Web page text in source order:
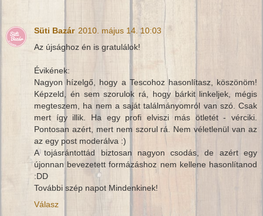
Süti Bazár 2010. május 14. 10:03
Az újsághoz én is gratulálok!
Évikének:
Nagyon hízelgő, hogy a Tescohoz hasonlítasz, köszönöm!
Képzeld, én sem szorulok rá, hogy bárkit linkeljek, mégis
megteszem, ha nem a saját találmányomról van szó. Csak
mert így illik. Ha egy profi elviszi más ötletét - vérciki.
Pontosan azért, mert nem szorul rá. Nem véletlenül van az
az egy post moderálva :)
A tojásrántottád biztosan nagyon csodás, de azért egy
újonnan bevezetett formázáshoz nem kellene hasonlítanod
:DD
További szép napot Mindenkinek!
Válasz